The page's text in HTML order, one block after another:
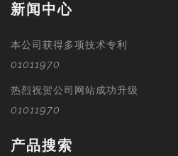
新闻中心
本公司获得多项技术专利
01011970
热烈祝贺公司网站成功升级
01011970
产品搜索